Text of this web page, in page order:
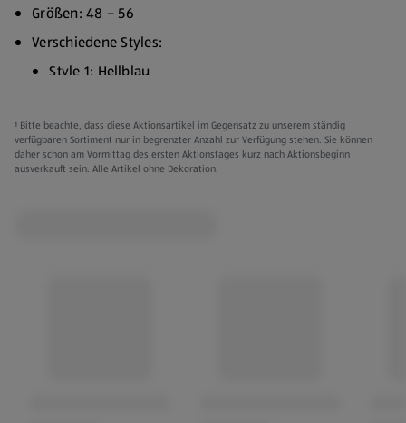
Größen: 48 – 56
Verschiedene Styles:
Style 1: Hellblau
98 % Baumwolle, 2 % Elasthan (Lycra)
SBS-Reißverschluss
¹ Bitte beachte, dass diese Aktionsartikel im Gegensatz zu unserem ständig
verfügbaren Sortiment nur in begrenzter Anzahl zur Verfügung stehen. Sie können
daher schon am Vormittag des ersten Aktionstages kurz nach Aktionsbeginn
ausverkauft sein. Alle Artikel ohne Dekoration.